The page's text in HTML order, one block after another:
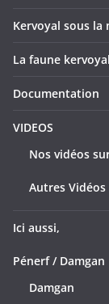
Kervoyal sous la
La faune
Documentation
VIDEOS
Nos vidéos
Autres Vidéos
Ici aussi,
Pénerf / Damgan
Damgan